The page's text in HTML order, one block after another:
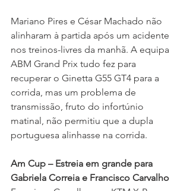
Mariano Pires e César Machado não
alinharam à partida após um acidente
nos treinos-livres da manhã. A equipa
ABM Grand Prix tudo fez para
recuperar o Ginetta G55 GT4 para a
corrida, mas um problema de
transmissão, fruto do infortúnio
matinal, não permitiu que a dupla
portuguesa alinhasse na corrida.
Am Cup – Estreia em grande para
Gabriela Correia e Francisco Carvalho